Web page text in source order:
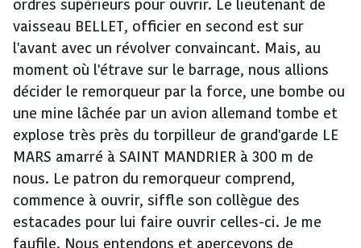
ordres supérieurs pour ouvrir. Le lieutenant de
vaisseau BELLET, officier en second est sur
l'avant avec un révolver convaincant. Mais, au
moment où l'étrave sur le barrage, nous allions
décider le remorqueur par la force, une bombe ou
une mine lâchée par un avion allemand tombe et
explose très près du torpilleur de grand'garde LE
MARS amarré à SAINT MANDRIER à 300 m de
nous. Le patron du remorqueur comprend,
commence à ouvrir, siffle son collègue des
estacades pour lui faire ouvrir celles-ci. Je me